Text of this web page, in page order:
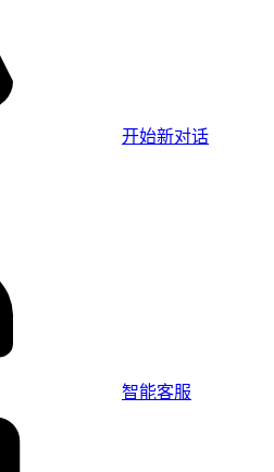
开始新对话
智能客服